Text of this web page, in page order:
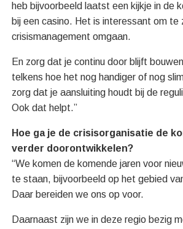
heb bijvoorbeeld laatst een kijkje in de
bij een casino. Het is interessant om te
crisismanagement omgaan.
En zorg dat je continu door blijft
telkens hoe het nog handiger of nog
zorg dat je aansluiting houdt bij de
Ook dat helpt.”
Hoe ga je de crisisorganisatie de
verder doorontwikkelen?
“We komen de komende jaren voor
te staan, bijvoorbeeld op het gebied
Daar bereiden we ons op voor.
Daarnaast zijn we in deze regio bezig